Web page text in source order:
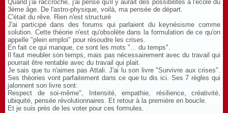
Quand j'ai raccroché, j'ai pensé qu'il y aurait des possibilités à l'école du
3ème âge. De l'astro-physique, voilà, ma pensée de départ.
C'était du rêve. Rien n'est structuré
J'ai participé dans des forums qui parlaient du keynésisme comme
solution. Cette théorie n'est qu'obsolète dans la formulation de ce qu'on
appelle "plein emploi" pour résoudre les crises.
En fait ce qui manque, ce sont les mots "... du temps".
Il faut meubler son temps, mais pas nécessairement avec du travail qui
pourrait être rentable avec du travail qui plait.
Je sais que tu n'aimes pas Attali. J'ai lu son livre "Survivre aux crises".
Ses théories vont parfaitement dans ce que tu dis ici. Ses 7 règles qui
jalonnent son livre sont:
Respect de soi-même", Intensité, empathie, résilience, créativité,
ubiquité, pensée révolutionnaires. Et retour à la première en boucle.
Et je suis près de les voter pour ces formules.